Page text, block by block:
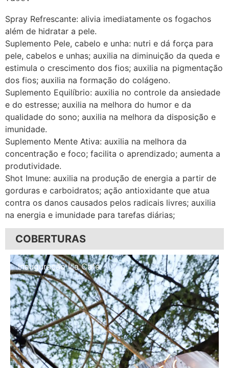
Spray Refrescante: alivia imediatamente os fogachos
além de hidratar a pele.
Suplemento Pele, cabelo e unha: nutri e dá força para
pele, cabelos e unhas; auxilia na diminuição da queda e
estimula o crescimento dos fios; auxilia na pigmentação
dos fios; auxilia na formação do colágeno.
Suplemento Equilíbrio: auxilia no controle da ansiedade
e do estresse; auxilia na melhora do humor e da
qualidade do sono; auxilia na melhora da disposição e
imunidade.
Suplemento Mente Ativa: auxilia na melhora da
concentração e foco; facilita o aprendizado; aumenta a
produtividade.
Shot Imune: auxilia na produção de energia a partir de
gorduras e carboidratos; ação antioxidante que atua
contra os danos causados pelos radicais livres; auxilia
na energia e imunidade para tarefas diárias;
COBERTURAS
Inauguração Illa Café